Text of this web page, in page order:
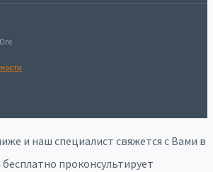
и наш специалист свяжется с Вами в
проконсультирует